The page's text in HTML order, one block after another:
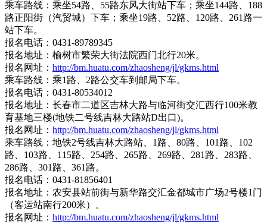
乘车路线：乘坐54路、55路东风大街站下车；乘坐144路、188
路正阳街（汽贸城）下车；乘坐19路、52路、120路、261路一
站下车。
报名电话：0431-89789345
报名地址：榆树市繁荣大街法院西门北行20米。
报名网址： http://bm.huatu.com/zhaosheng/jl/gkms.html
乘车路线：乘1路、2路公交车到邮局下车。
报名电话：0431-80534012
报名地址：长春市二道区吉林大路与临河街交汇西行100米教
育基地三楼(地铁二号线吉林大路站D出口)。
报名网址： http://bm.huatu.com/zhaosheng/jl/gkms.html
乘车路线：地铁2号线吉林大路站、1路、80路、101路、102
路、103路、115路、254路、265路、269路、281路、283路、
286路、301路、361路。
报名电话：0431-81856401
报名地址：农安县站前街与新华路交汇金都城市广场2号楼1门
（客运站南行200米）。
报名网址： http://bm.huatu.com/zhaosheng/jl/gkms.html